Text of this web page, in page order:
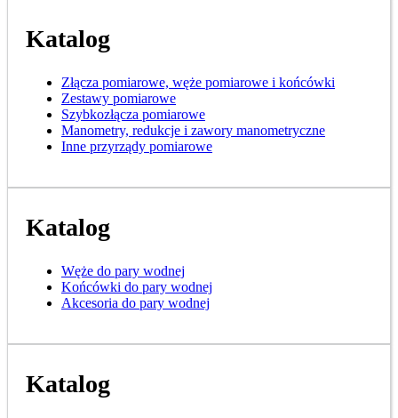
Katalog
Złącza pomiarowe, węże pomiarowe i końcówki
Zestawy pomiarowe
Szybkozłącza pomiarowe
Manometry, redukcje i zawory manometryczne
Inne przyrządy pomiarowe
Katalog
Węże do pary wodnej
Końcówki do pary wodnej
Akcesoria do pary wodnej
Katalog